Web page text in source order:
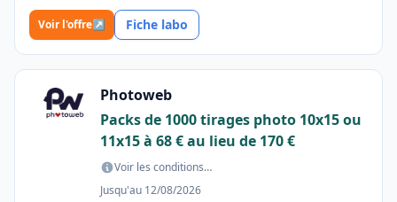
Voir l'offre↗ Fiche labo
Photoweb
Packs de 1000 tirages photo 10x15 ou
11x15 à 68 € au lieu de 170 €
Voir les conditions…
Jusqu'au 12/08/2026